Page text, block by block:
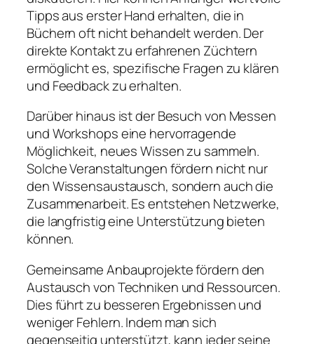
Tipps aus erster Hand erhalten, die in
Büchern oft nicht behandelt werden. Der
direkte Kontakt zu erfahrenen Züchtern
ermöglicht es, spezifische Fragen zu klären
und Feedback zu erhalten.
Darüber hinaus ist der Besuch von Messen
und Workshops eine hervorragende
Möglichkeit, neues Wissen zu sammeln.
Solche Veranstaltungen fördern nicht nur
den Wissensaustausch, sondern auch die
Zusammenarbeit. Es entstehen Netzwerke,
die langfristig eine Unterstützung bieten
können.
Gemeinsame Anbauprojekte fördern den
Austausch von Techniken und Ressourcen.
Dies führt zu besseren Ergebnissen und
weniger Fehlern. Indem man sich
gegenseitig unterstützt, kann jeder seine